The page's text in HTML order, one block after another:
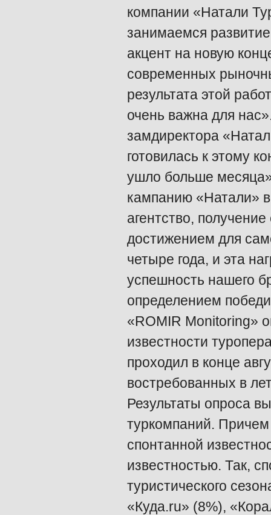
компании «Натали
занимаемся
акцент на новую
современных
результата этой
очень важна для
замдиректора
готовилась к этому
ушло больше
кампанию «Натали»
агентство,
достижением для
четыре года, и эта
успешность нашего
определением
«ROMIR Monitoring»
известности
проходил в конце
востребованных в
Результаты опроса
туркомпаний.
спонтанной
известностью. Так,
туристического
«Куда.ru» (8%),